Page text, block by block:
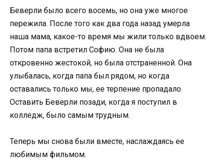
Беверли было всего восемь, но она уже многое
пережила. После того как два года назад умерла
наша мама, какое-то время мы жили только вдвоем.
Потом папа встретил Софию. Она не была
откровенно жестокой, но была отстраненной. Она
улыбалась, когда папа был рядом, но когда
оставались только мы, ее терпение пропадало.
Оставить Беверли позади, когда я поступил в
колледж, было самым трудным.
Теперь мы снова были вместе, наслаждаясь ее
любимым фильмом.